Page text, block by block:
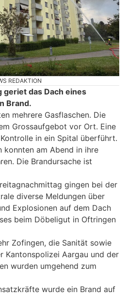
REDAKTION
geriet das Dach eines
Brand.
mehrere Gasflaschen. Die
Grossaufgebot vor Ort. Eine
in ein Spital überführt.
konnten am Abend in ihre
Die Brandursache ist
gingen bei der
diverse Meldungen über
Explosionen auf dem Dach
beim Döbeligut in Oftringen
Zofingen, die Sanität sowie
Kantonspolizei Aargau und der
wurden umgehend zum
wurde ein Brand auf